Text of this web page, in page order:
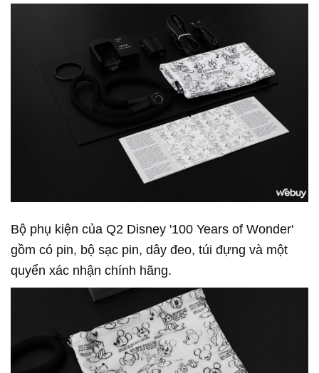
Bộ phụ kiện của Q2 Disney '100 Years of Wonder'
gồm có pin, bộ sạc pin, dây đeo, túi đựng và một
quyển xác nhận chính hãng.